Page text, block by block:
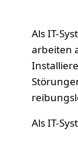
Als IT-
arbeiten
Als IT-